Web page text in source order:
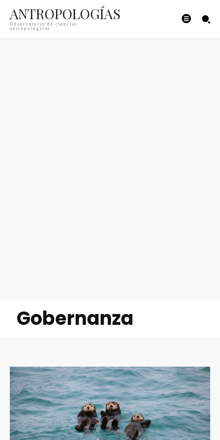
ANTROPOLOGÍAS
Observatorio de ciencias
antropológicas
Gobernanza